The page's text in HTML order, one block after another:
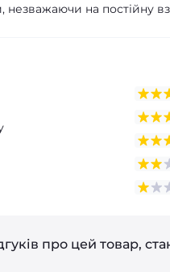
незважаючи на постійну
про цей товар,